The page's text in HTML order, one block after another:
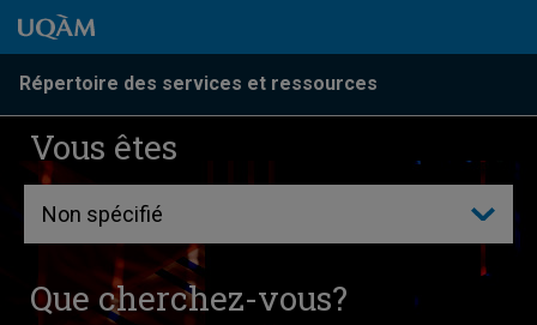
Passer au contenu
Accéder au menu principal
Accéder à la recherche
Passer au contenu
Accéder au menu principal
Répertoire des services et ressources
Vous êtes
Que cherchez-vous?